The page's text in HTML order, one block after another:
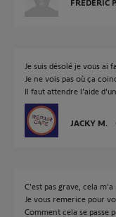
FREDERIC P.
Je suis désolé je vous ai
Je ne vois pas où ça
Il faut attendre l'aide
JACKY M.
C'est pas grave, cela
Je vous remerice pour
Comment cela se passe